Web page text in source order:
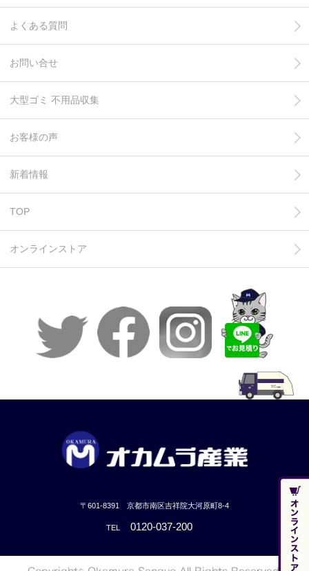
よくある質問
お問い合せ
大型ゴミ 不用品収集
お客様の声
新着情報
TOP
オンラインストア
〒601-8391 京都市南区吉祥院大河原町8-4
TEL 0120-037-200